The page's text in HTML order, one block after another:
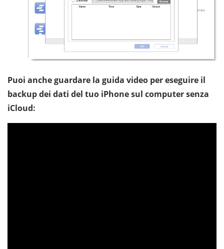
Puoi anche guardare la guida video per eseguire il
backup dei dati del tuo iPhone sul computer senza
iCloud: